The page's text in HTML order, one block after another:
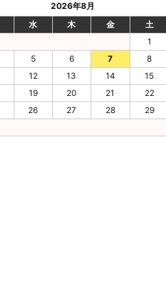
2026年8月
水 木 金 土
1
5 6 7 8
12 13 14 15
19 20 21 22
26 27 28 29